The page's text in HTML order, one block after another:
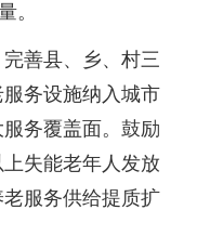
。
善县、乡、村三
务设施纳入城市
务覆盖面。鼓励
失能老年人发放
服务供给提质扩